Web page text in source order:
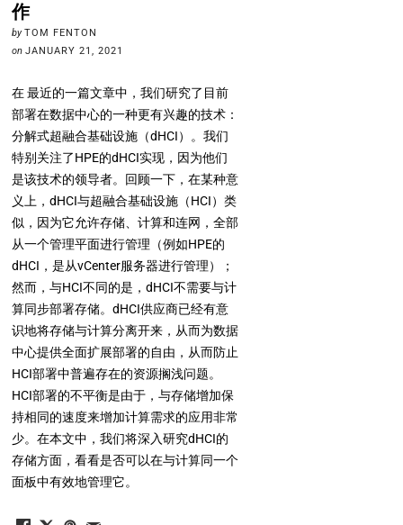
作
by TOM FENTON
on JANUARY 21, 2021
在 最近的一篇文章中，我们研究了目前
部署在数据中心的一种更有兴趣的技术：
分解式超融合基础设施（dHCI）。我们
特别关注了HPE的dHCI实现，因为他们
是该技术的领导者。回顾一下，在某种意
义上，dHCI与超融合基础设施（HCI）类
似，因为它允许存储、计算和连网，全部
从一个管理平面进行管理（例如HPE的
dHCI，是从vCenter服务器进行管理）；
然而，与HCI不同的是，dHCI不需要与计
算同步部署存储。dHCI供应商已经有意
识地将存储与计算分离开来，从而为数据
中心提供全面扩展部署的自由，从而防止
HCI部署中普遍存在的资源搁浅问题。
HCI部署的不平衡是由于，与存储增加保
持相同的速度来增加计算需求的应用非常
少。在本文中，我们将深入研究dHCI的
存储方面，看看是否可以在与计算同一个
面板中有效地管理它。